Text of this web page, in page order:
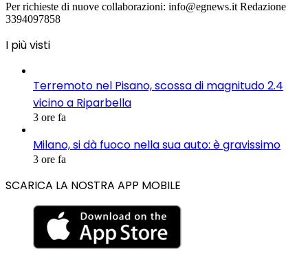
Per richieste di nuove collaborazioni: info@egnews.it Redazione
3394097858
I più visti
Terremoto nel Pisano, scossa di magnitudo 2.4
vicino a Riparbella
3 ore fa
Milano, si dà fuoco nella sua auto: è gravissimo
3 ore fa
SCARICA LA NOSTRA APP MOBILE